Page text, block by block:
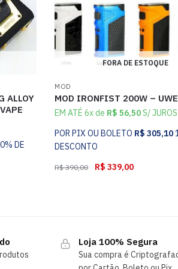
ALLOY
DE
FORA DE ESTOQUE
MOD
MOD IRONFIST 200W –
EM ATÉ 6x de R$ 56,50S/ JUROS
POR PIX OU BOLETO R$ 305,10
DESCONTO
R$390,00 R$ 339,00
Loja 100% Segura
Sua compra é